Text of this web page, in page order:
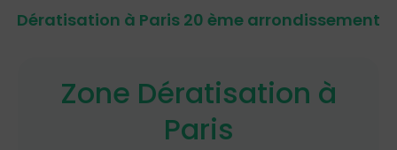
Dératisation à Paris 20 ème arrondissement
Zone Dératisation à
Paris